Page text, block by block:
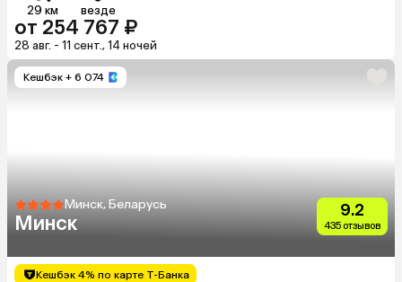
29 км везде
от 254 767 ₽
28 авг. - 11 сент., 14 ночей
Кешбэк + 6 074
Минск, Беларусь
Минск
9.2
435 отзывов
Кешбэк 4% по карте Т-Банка